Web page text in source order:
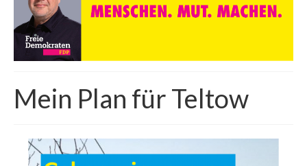
Mein Plan für Teltow